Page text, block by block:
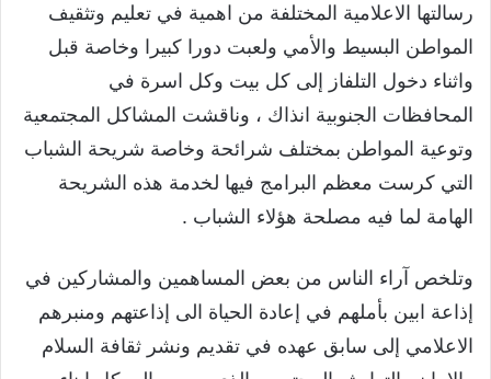
رسالتها الاعلامية المختلفة من اهمية في تعليم وتثقيف
المواطن البسيط والأمي ولعبت دورا كبيرا وخاصة قبل
واثناء دخول التلفاز إلى كل بيت وكل اسرة في
المحافظات الجنوبية انذاك ، وناقشت المشاكل المجتمعية
وتوعية المواطن بمختلف شرائحة وخاصة شريحة الشباب
التي كرست معظم البرامج فيها لخدمة هذه الشريحة
الهامة لما فيه مصلحة هؤلاء الشباب .
وتلخص آراء الناس من بعض المساهمين والمشاركين في
إذاعة ابين بأملهم في إعادة الحياة الى إذاعتهم ومنبرهم
الاعلامي إلى سابق عهده في تقديم ونشر ثقافة السلام